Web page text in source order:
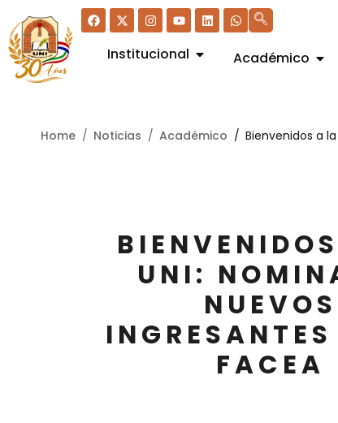
Institucional Académico
Home Noticias Académico Bienvenidos a
UNI:
NUEVOS
FACEA